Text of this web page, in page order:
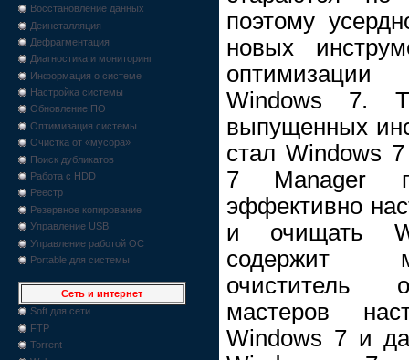
Восстановление данных
Деинсталляция
Дефрагментация
Диагностика и мониторинг
Информация о системе
Настройка системы
Обновление ПО
Оптимизация системы
Очистка от «мусора»
Поиск дубликатов
Работа с HDD
Реестр
Резервное копирование
Управление USB
Управление работой ОС
Portable для системы
Сеть и интернет
Soft для сети
FTP
Torrent
поэтому
новых
оптимизации
Windows 7.
выпущенных
стал Windows
7 Manager
эффективно
и очищать
содержит
очиститель
мастеров
Windows 7 и